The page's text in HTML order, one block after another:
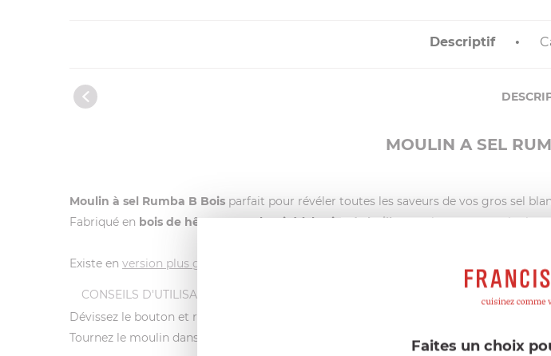
Descriptif
MOULIN A SEL
Moulin à sel Rumba B Bois parfait pour révéler toutes les saveurs de vos gros sel
Fabriqué en bois de hêtre naturel traité à la cire d'abeilleavec broyeur en acier
Existe en version plus grande de 20 cm.
CONSEILS D'UTILISATION
Dévissez le bouton et remplissez par le haut : simple et rapide.
à
Tournez le moulin dans le sens des aiguilles d'une montre pour éviter d'endommager
Faites un choix